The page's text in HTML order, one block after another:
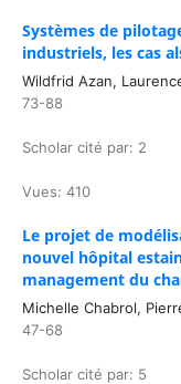
Systèmes de
industriels, les cas
Wildfrid Azan,
73-88
Scholar cité par: 2
Vues: 410
Le projet de
nouvel hôpital
management du
Michelle Chabrol,
47-68
Scholar cité par: 5